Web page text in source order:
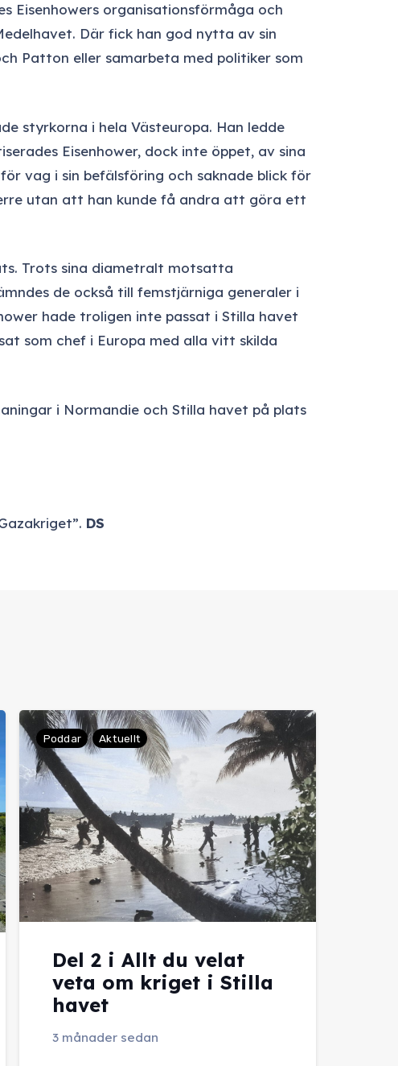
Eisenhowers organisationsförmåga och
Där fick han god nytta av sin
Patton eller samarbeta med politiker som
styrkorna i hela Västeuropa. Han ledde
Eisenhower, dock inte öppet, av sina
vag i sin befälsföring och saknade blick för
utan att han kunde få andra att göra ett
Trots sina diametralt motsatta
de också till femstjärniga generaler i
hade troligen inte passat i Stilla havet
som chef i Europa med alla vitt skilda
i Normandie och Stilla havet på plats
DS
Poddar Aktuellt
Del 2 i Allt du velat
veta om kriget i Stilla
havet
3 månader sedan